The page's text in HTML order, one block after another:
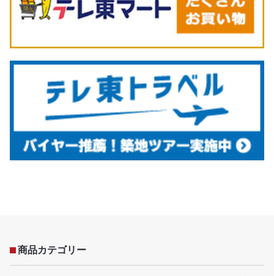
商品カテゴリー